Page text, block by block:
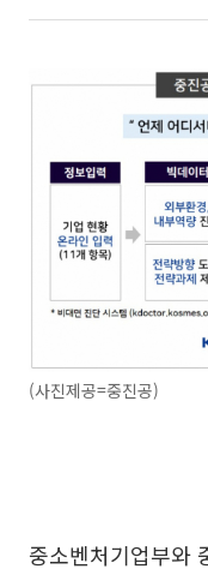
(사진제공=중진공)
중소벤처기업부와